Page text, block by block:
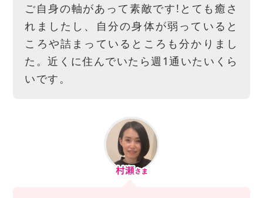
ご自身の軸があって素敵です!とても癒さ
れましたし、自分の身体が弱っていると
ころや詰まっているところも分かりまし
た。近くに住んでいたら週1通いたいくら
いです。